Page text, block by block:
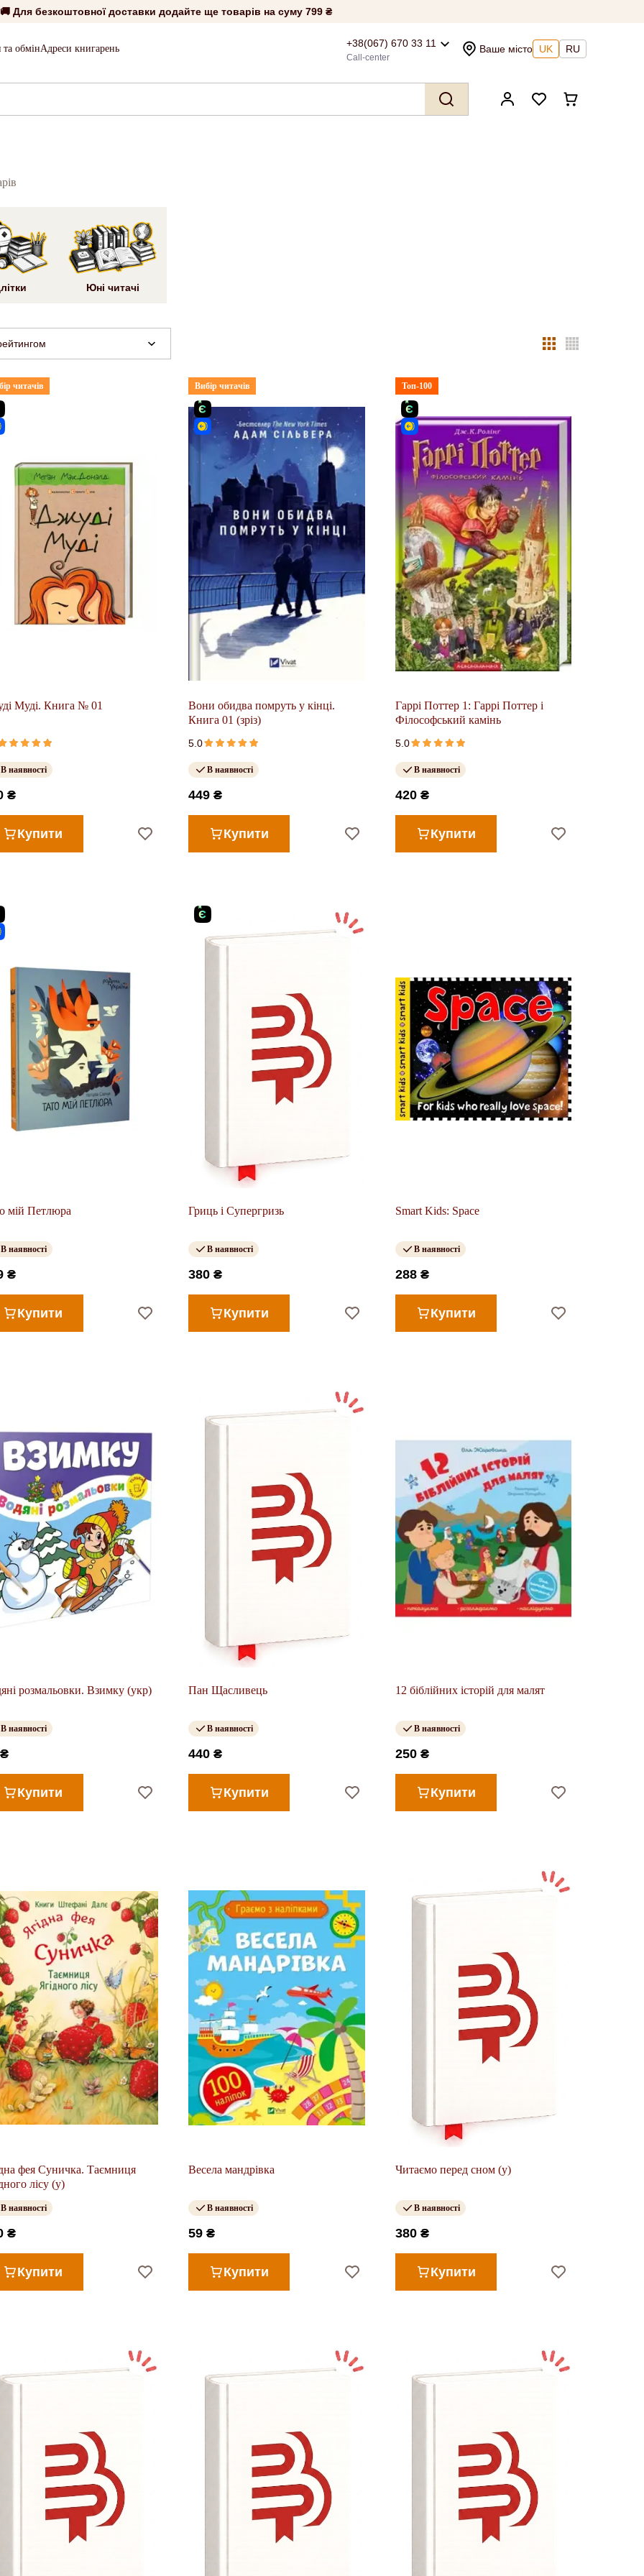
🚚 Для безкоштовної доставки додайте ще товарів на суму 799 ₴
обмінАдреси книгарень +38(067) 670 33 11
Call-center
Ваше місто UK RU
Юні читачі
читачів
Муді. Книга № 01
В наявності
₴
Купити
Вибір читачів
Вони обидва помруть у кінці.
Книга 01 (зріз)
5.0
В наявності
449 ₴
Купити
Топ-100
Гаррі Поттер 1: Гаррі Поттер і
Філософський камінь
5.0
В наявності
420 ₴
Купити
мій Петлюра
В наявності
₴
Купити
Гриць і Супергризь
В наявності
380 ₴
Купити
Smart Kids: Space
В наявності
288 ₴
Купити
розмальовки. Взимку (укр)
В наявності
Купити
Пан Щасливець
В наявності
440 ₴
Купити
12 біблійних історій для малят
В наявності
250 ₴
Купити
фея Суничка. Таємниця
лісу (у)
В наявності
₴
Купити
Весела мандрівка
В наявності
59 ₴
Купити
Читаємо перед сном (у)
В наявності
380 ₴
Купити